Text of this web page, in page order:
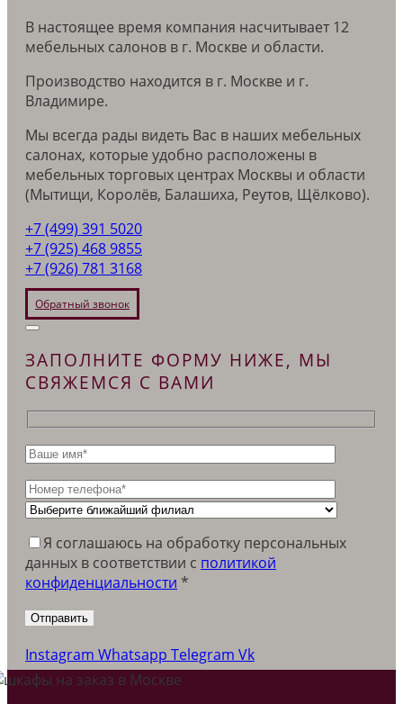
В настоящее время компания насчитывает 12
мебельных салонов в г. Москве и области.
Производство находится в г. Москве и г.
Владимире.
Мы всегда рады видеть Вас в наших мебельных
салонах, которые удобно расположены в
мебельных торговых центрах Москвы и области
(Мытищи, Королёв, Балашиха, Реутов, Щёлково).
+7 (499) 391 5020
+7 (925) 468 9855
+7 (926) 781 3168
Обратный звонок
ЗАПОЛНИТЕ ФОРМУ НИЖЕ, МЫ
СВЯЖЕМСЯ С ВАМИ
Я соглашаюсь на обработку персональных
данных в соответствии c политикой
конфиденциальности *
Instagram Whatsapp Telegram Vk